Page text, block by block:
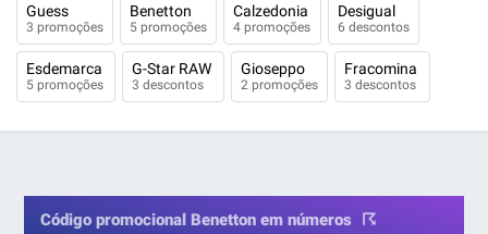
Guess
3 promoções
Benetton
5 promoções
Calzedonia
4 promoções
Desigual
6 descontos
Esdemarca
5 promoções
G-Star RAW
3 descontos
Gioseppo
2 promoções
Fracomina
3 descontos
Código promocional Benetton em números